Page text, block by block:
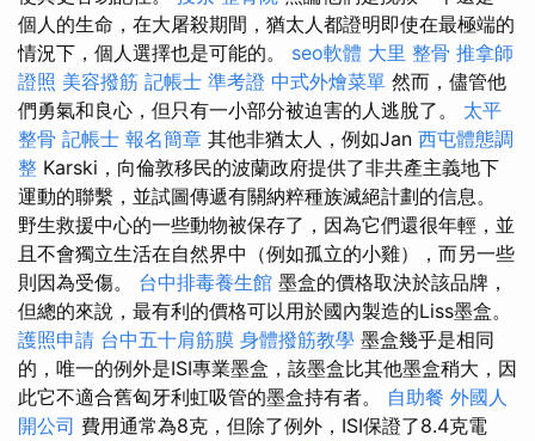
個人的生命，在大屠殺期間，猶太人都證明即使在最極端的
情況下，個人選擇也是可能的。 seo軟體 大里 整骨 推拿師
證照 美容撥筋 記帳士 準考證 中式外燴菜單 然而，儘管他
們勇氣和良心，但只有一小部分被迫害的人逃脫了。 太平
整骨 記帳士 報名簡章 其他非猶太人，例如Jan 西屯體態調
整 Karski，向倫敦移民的波蘭政府提供了非共產主義地下
運動的聯繫，並試圖傳遞有關納粹種族滅絕計劃的信息。
野生救援中心的一些動物被保存了，因為它們還很年輕，並
且不會獨立生活在自然界中（例如孤立的小雞），而另一些
則因為受傷。 台中排毒養生館 墨盒的價格取決於該品牌，
但總的來說，最有利的價格可以用於國內製造的Liss墨盒。
護照申請 台中五十肩筋膜 身體撥筋教學 墨盒幾乎是相同
的，唯一的例外是ISI專業墨盒，該墨盒比其他墨盒稍大，因
此它不適合舊匈牙利虹吸管的墨盒持有者。 自助餐 外國人
開公司 費用通常為8克，但除了例外，ISI保證了8.4克電